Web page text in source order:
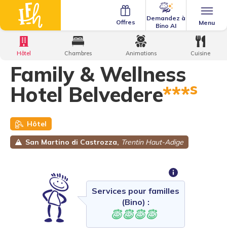
Menu
Demandez à
Bino AI
Offres
Home Family Hotels·Family & Wellness Hotel Belvedere
Family & Wellness
Hotel Belvedere***s
Hôtel
San Martino di Castrozza, Trentin Haut-Adige
Services pour familles
(Bino) :
Hôtel Chambres Animations Cuisine